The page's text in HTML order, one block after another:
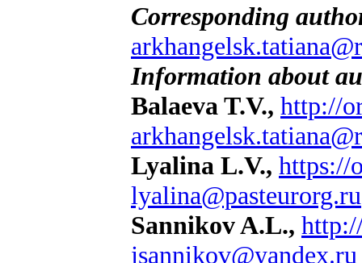
Corresponding
Information about
Balaeva T.V., http://
Lyalina L.V., https://
lyalina@pasteurorg.ru
Sannikov A.L.,
jsannikov@yandex.ru